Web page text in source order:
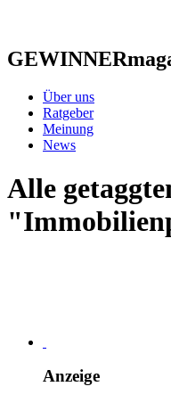
Über uns
Ratgeber
Meinung
News
Alle
Anzeige